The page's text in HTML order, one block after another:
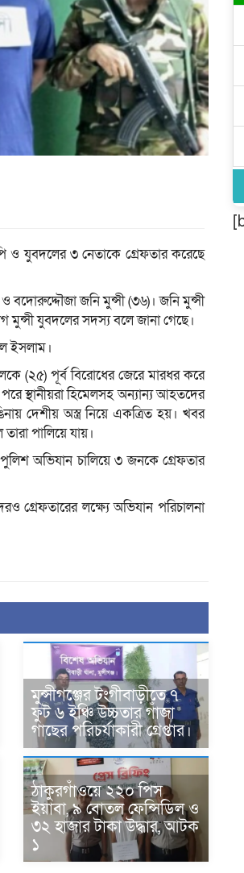
ও যুবদলের ৩ নেতাকে গ্রেফতার ক‌রে‌ছে
বদোরুদ্দৌজা জনি মুন্সী (৩৬)। জনি মুন্সী
যুবদলের সদস্য ব‌লে জানা গেছে।
ইসলাম।
(২৫) পূর্ব বিরোধের জেরে মারধর করে
স্থানীয়রা ‌হি‌মেল‌সহ অন্যান্য আহত‌দের
দেশীয় অস্ত্র নিয়ে একত্রিত হয়। খবর
পা‌লি‌য়ে যায়।‌
পু‌লিশ অ‌ভিযান চা‌লি‌য়ে ৩ জনকে গ্রেফতার
গ্রেফতারের লক্ষ্যে অভিযান পরিচালনা
মুন্সীগঞ্জের টংগীবাড়ীতে ৭
ফুট ৬ ইঞ্চি উচ্চতার গাঁজা
গাছের পরিচর্যাকারী গ্রেপ্তার।
ঠাকুরগাঁওয়ে ২২০ পিস
ইয়াবা, ৯ বোতল ফেন্সিডিল ও
৩২ হাজার টাকা উদ্ধার, আটক
১